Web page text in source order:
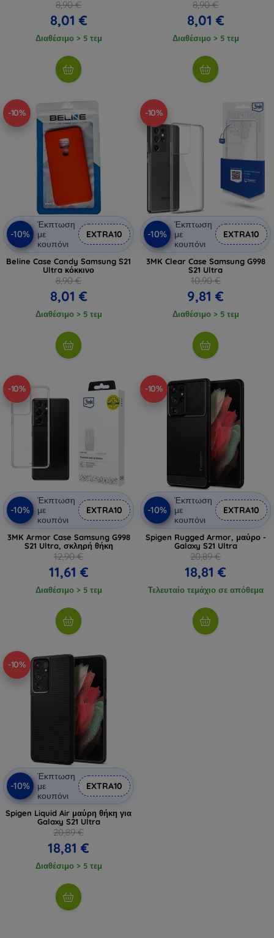
8,90 €
8,01 €
Διαθέσιμο > 5 τεμ
8,90 €
8,01 €
Διαθέσιμο > 5 τεμ
-10%
-10%
Έκπτωση
με
κουπόνι
EXTRA10
Beline Case Candy Samsung S21
Ultra κόκκινο
8,90 €
8,01 €
Διαθέσιμο > 5 τεμ
-10%
-10%
Έκπτωση
με
κουπόνι
EXTRA10
3MK Clear Case Samsung G998
S21 Ultra
10,90 €
9,81 €
Διαθέσιμο > 5 τεμ
-10%
-10%
Έκπτωση
με
κουπόνι
EXTRA10
3MK Armor Case Samsung G998
S21 Ultra, σκληρή θήκη
12,90 €
11,61 €
Διαθέσιμο > 5 τεμ
-10%
-10%
Έκπτωση
με
κουπόνι
EXTRA10
Spigen Rugged Armor, μαύρο -
Galaxy S21 Ultra
20,89 €
18,81 €
Τελευταίο τεμάχιο σε απόθεμα
-10%
-10%
Έκπτωση
με
κουπόνι
EXTRA10
Spigen Liquid Air μαύρη θήκη για
Galaxy S21 Ultra
20,89 €
18,81 €
Διαθέσιμο > 5 τεμ